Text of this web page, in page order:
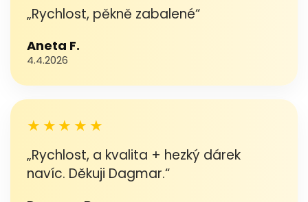
„Rychlost, pěkně zabalené“
Aneta F.
4.4.2026
★★★★★
„Rychlost, a kvalita + hezký dárek
navíc. Děkuji Dagmar.“